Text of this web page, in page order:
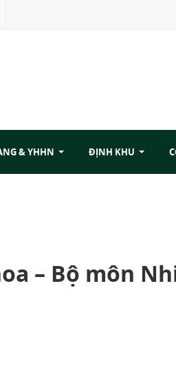
& YHHN ĐỊNH KHU
– Bộ môn